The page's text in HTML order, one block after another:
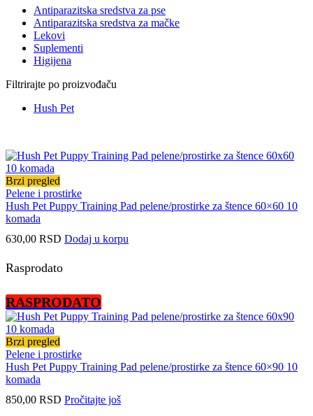
Antiparazitska sredstva za pse
Antiparazitska sredstva za mačke
Lekovi
Suplementi
Higijena
Filtrirajte po proizvođaču
Hush Pet
Brzi pregled
Pelene i prostirke
Hush Pet Puppy Training Pad pelene/prostirke za štence 60×60 10
komada
630,00 RSD Dodaj u korpu
Rasprodato
RASPRODATO
Brzi pregled
Pelene i prostirke
Hush Pet Puppy Training Pad pelene/prostirke za štence 60×90 10
komada
850,00 RSD Pročitajte još